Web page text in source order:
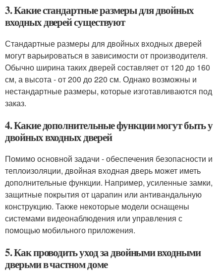
3. Какие стандартные размеры для двойных
входных дверей существуют
Стандартные размеры для двойных входных дверей
могут варьироваться в зависимости от производителя.
Обычно ширина таких дверей составляет от 120 до 160
см, а высота - от 200 до 220 см. Однако возможны и
нестандартные размеры, которые изготавливаются под
заказ.
4. Какие дополнительные функции могут быть у
двойных входных дверей
Помимо основной задачи - обеспечения безопасности и
теплоизоляции, двойная входная дверь может иметь
дополнительные функции. Например, усиленные замки,
защитные покрытия от царапин или антивандальную
конструкцию. Также некоторые модели оснащены
системами видеонаблюдения или управления с
помощью мобильного приложения.
5. Как проводить уход за двойными входными
дверьми в частном доме